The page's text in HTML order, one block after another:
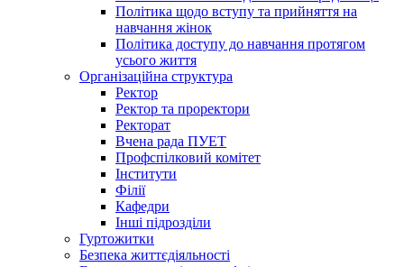
Політика щодо вступу та прийняття на
навчання жінок
Політика доступу до навчання протягом
усього життя
Організаційна структура
Ректор
Ректор та проректори
Ректорат
Вчена рада ПУЕТ
Профспілковий комітет
Інститути
Філії
Кафедри
Інші підрозділи
Гуртожитки
Безпека життєдіяльності